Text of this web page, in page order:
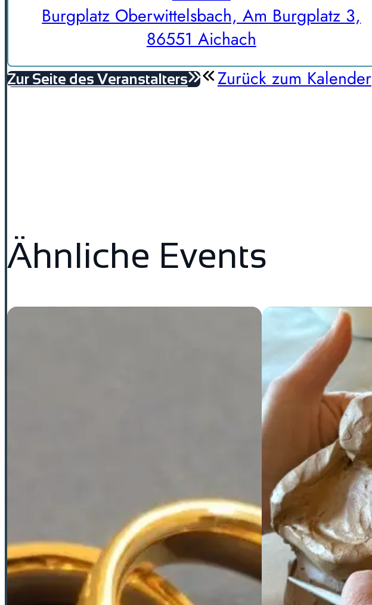
Burgplatz Oberwittelsbach, Am Burgplatz 3,
86551 Aichach
Zur Seite des Veranstalters Zurück zum Kalender
Ähnliche Events